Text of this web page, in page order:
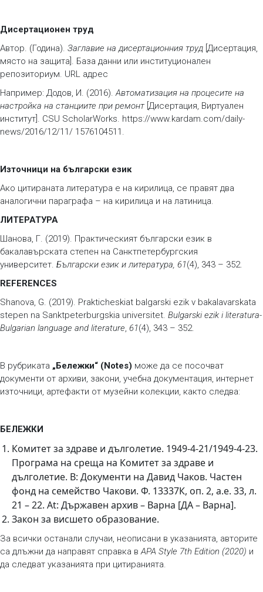
Дисертационен труд
Автор. (Година). Заглавие на дисертационния труд [Дисертация,
място на защита]. База данни или институционален
репозиториум. URL адрес
Например: Додов, И. (2016).Автоматизация на процесите на
настройка на станциите при ремонт[Дисертация, Виртуален
институт]. CSU ScholarWorks. https://www.kardam.com/daily-
news/2016/12/11/ 1576104511.
Източници на български език
Ако цитираната литература е на кирилица, се правят два
аналогични параграфа – на кирилица и на латиница.
ЛИТЕРАТУРА
Шанова, Г. (2019). Практическият български език в
бакалавърската степен на Санктпетербургския
университет. Български език и литература, 61(4), 343 – 352.
REFERENCES
Shanova, G. (2019). Prakticheskiat balgarski ezik v bakalavarskata
stepen na Sanktpeterburgskia universitet. Bulgarski ezik i literatura-
Bulgarian language and literature, 61(4), 343 – 352.
В рубриката „Бележки“ (Notes) може да се посочват
документи от архиви, закони, учебна документация, интернет
източници, артефакти от музейни колекции, както следва:
БЕЛЕЖКИ
Комитет за здраве и дълголетие. 1949-4-21/1949-4-23.
Програма на среща на Комитет за здраве и
дълголетие. В: Документи на Давид Чаков. Частен
фонд на семейство Чакови. Ф. 13337К, оп. 2, а.е. 33, л.
21 – 22. At: Държавен архив – Варна [ДА – Варна].
Закон за висшето образование.
За всички останали случаи, неописани в указанията, авторите
са длъжни да направят справка вAPA Style 7th Edition (2020) и
да следват указанията при цитиранията.